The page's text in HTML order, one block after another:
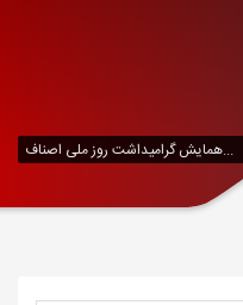
همایش گرامیداشت روز ملی اصناف...